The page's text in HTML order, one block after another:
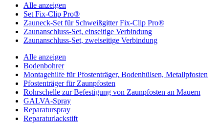
Alle anzeigen
Set Fix-Clip Pro®
Zauneck-Set für Schweißgitter Fix-Clip Pro®
Zaunanschluss-Set, einseitige Verbindung
Zaunanschluss-Set, zweiseitige Verbindung
Alle anzeigen
Bodenbohrer
Montagehilfe für Pfostenträger, Bodenhülsen, Metallpfosten
Pfostenträger für Zaunpfosten
Rohrschelle zur Befestigung von Zaunpfosten an Mauern
GALVA-Spray
Reparaturspray
Reparaturlackstift